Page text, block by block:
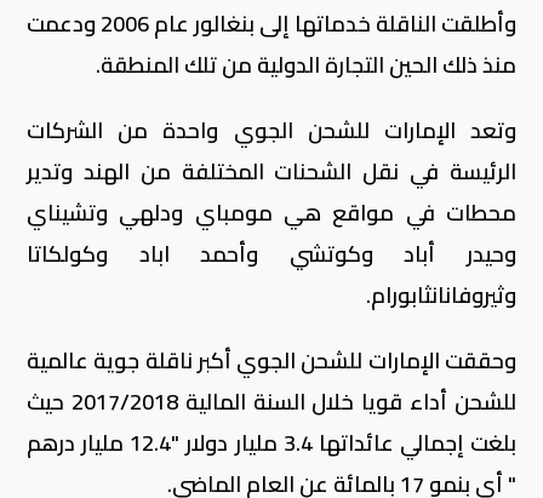
وأطلقت الناقلة خدماتها إلى بنغالور عام 2006 ودعمت
منذ ذلك الحين التجارة الدولية من تلك المنطقة.
وتعد الإمارات للشحن الجوي واحدة من الشركات
الرئيسة في نقل الشحنات المختلفة من الهند وتدير
محطات في مواقع هي مومباي ودلهي وتشيناي
وحيدر أباد وكوتشي وأحمد اباد وكولكاتا
وثيروفانانثابورام.
وحققت الإمارات للشحن الجوي أكبر ناقلة جوية عالمية
للشحن أداء قويا خلال السنة المالية 2017/2018 حيث
بلغت إجمالي عائداتها 3.4 مليار دولار "12.4 مليار درهم
" أي بنمو 17 بالمائة عن العام الماضي.